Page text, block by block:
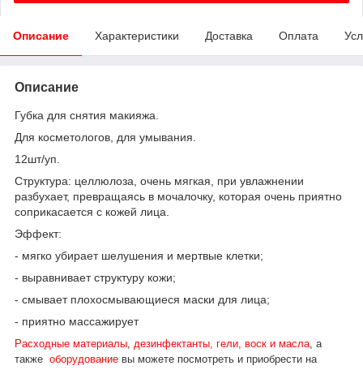
Описание Характеристики Доставка Оплата
Описание
Губка для снятия макияжа.
Для косметологов, для умывания.
12шт/уп.
Структура: целлюлоза, очень мягкая, при увлажнении
разбухает, превращаясь в мочалочку, которая очень приятно
соприкасается с кожей лица.
Эффект:
- мягко убирает шелушения и мертвые клетки;
- выравнивает структуру кожи;
- смывает плохосмывающиеся маски для лица;
- приятно массажирует
Расходные материалы дезинфектанты, гели, воск и масла а
также оборудование вы можете посмотреть и приобрести на